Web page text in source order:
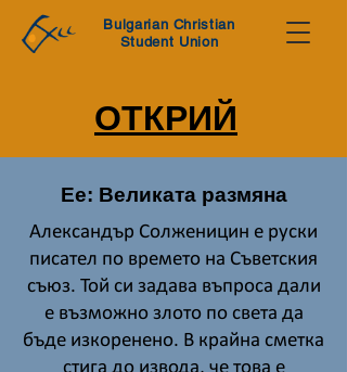
Bulgarian Christian
Student Union
ОТКРИЙ
Ee: Великата размяна
Александър Солженицин е руски
писател по времето на Съветския
съюз. Той си задава въпроса дали
е възможно злото по света да
бъде изкоренено. В крайна сметка